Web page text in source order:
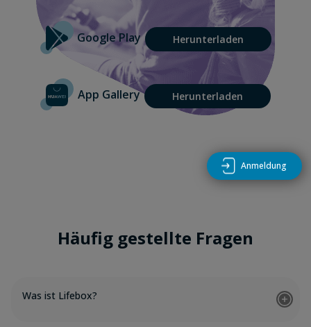
Anmeldung
Google Play Herunterladen
App Gallery Herunterladen
Häufig gestellte Fragen
Was ist Lifebox?